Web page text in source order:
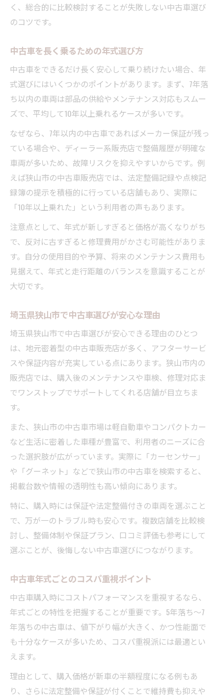
中古車年式・走行距離のバランスの極意
年式別中古車の寿命や安心度を解説
中古車年式による故障リスクと安心度
中古車年式別に見る寿命の実態
中古車年式とメンテナンス頻度の関係
中古車年式が安心感に直結する理由
中古車年式チェックで失敗を回避する方法
中古車年式ごとに確認すべきポイント
中古車年式と保証内容の賢い見極め方
中古車年式選びで後悔しない判断基準
中古車年式の違いによる維持費の比較
く、総合的に比較検討することが失敗しない中古車選び
のコツです。
中古車を長く乗るための年式選び方
中古車をできるだけ長く安心して乗り続けたい場合、年
式選びにはいくつかのポイントがあります。まず、7年落
ち以内の車両は部品の供給やメンテナンス対応もスムー
ズで、平均して10年以上乗れるケースが多いです。
なぜなら、7年以内の中古車であればメーカー保証が残っ
ている場合や、ディーラー系販売店で整備履歴が明確な
車両が多いため、故障リスクを抑えやすいからです。例
えば狭山市の中古車販売店では、法定整備記録や点検記
録簿の提示を積極的に行っている店舗もあり、実際に
「10年以上乗れた」という利用者の声もあります。
注意点として、年式が新しすぎると価格が高くなりがち
で、反対に古すぎると修理費用がかさむ可能性がありま
す。自分の使用目的や予算、将来のメンテナンス費用も
見据えて、年式と走行距離のバランスを意識することが
大切です。
埼玉県狭山市で中古車選びが安心な理由
埼玉県狭山市で中古車選びが安心できる理由のひとつ
は、地元密着型の中古車販売店が多く、アフターサービ
スや保証内容が充実している点にあります。狭山市内の
販売店では、購入後のメンテナンスや車検、修理対応ま
でワンストップでサポートしてくれる店舗が目立ちま
す。
また、狭山市の中古車市場は軽自動車やコンパクトカー
など生活に密着した車種が豊富で、利用者のニーズに合
った選択肢が広がっています。実際に「カーセンサー」
や「グーネット」などで狭山市の中古車を検索すると、
掲載台数や情報の透明性も高い傾向にあります。
特に、購入時には保証や法定整備付きの車両を選ぶこと
で、万が一のトラブル時も安心です。複数店舗を比較検
討し、整備体制や保証プラン、口コミ評価も参考にして
選ぶことが、後悔しない中古車選びにつながります。
中古車年式ごとのコスパ重視ポイント
中古車購入時にコストパフォーマンスを重視するなら、
年式ごとの特性を把握することが重要です。5年落ち～7
年落ちの中古車は、値下がり幅が大きく、かつ性能面で
も十分なケースが多いため、コスパ重視派には最適とい
えます。
理由として、購入価格が新車の半額程度になる例もあ
り、さらに法定整備や保証が付くことで維持費も抑えや